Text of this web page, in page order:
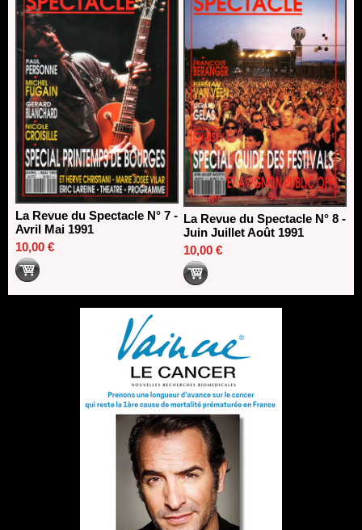
La Revue du Spectacle N° 7 -
Avril Mai 1991
10,00 €
La Revue du Spectacle N° 8 -
Juin Juillet Août 1991
10,00 €